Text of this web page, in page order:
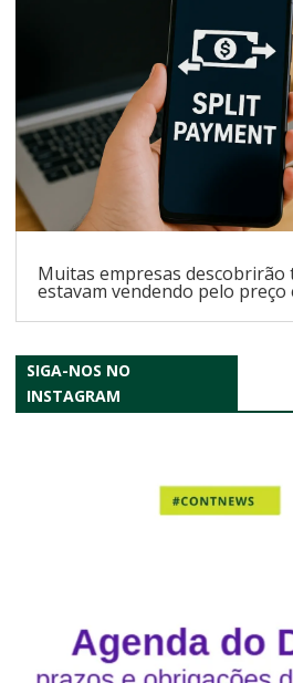
Muitas empresas descobrirão
estavam vendendo pelo preço
SIGA-NOS NO
INSTAGRAM